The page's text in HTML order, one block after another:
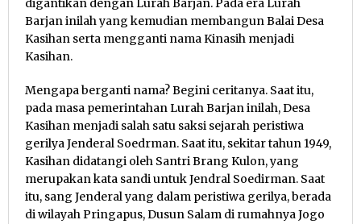
digantikan dengan Lurah Barjan. Pada era Lurah
Barjan inilah yang kemudian membangun Balai Desa
Kasihan serta mengganti nama Kinasih menjadi
Kasihan.
Mengapa berganti nama? Begini ceritanya. Saat itu,
pada masa pemerintahan Lurah Barjan inilah, Desa
Kasihan menjadi salah satu saksi sejarah peristiwa
gerilya Jenderal Soedrman. Saat itu, sekitar tahun 1949,
Kasihan didatangi oleh Santri Brang Kulon, yang
merupakan kata sandi untuk Jendral Soedirman. Saat
itu, sang Jenderal yang dalam peristiwa gerilya, berada
di wilayah Pringapus, Dusun Salam di rumahnya Jogo